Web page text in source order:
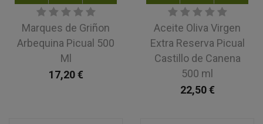
Marques de Griñon
Arbequina Picual 500
Ml
17,20€
Aceite Oliva Virgen
Extra Reserva Picual
Castillo de Canena
500 ml
22,50€